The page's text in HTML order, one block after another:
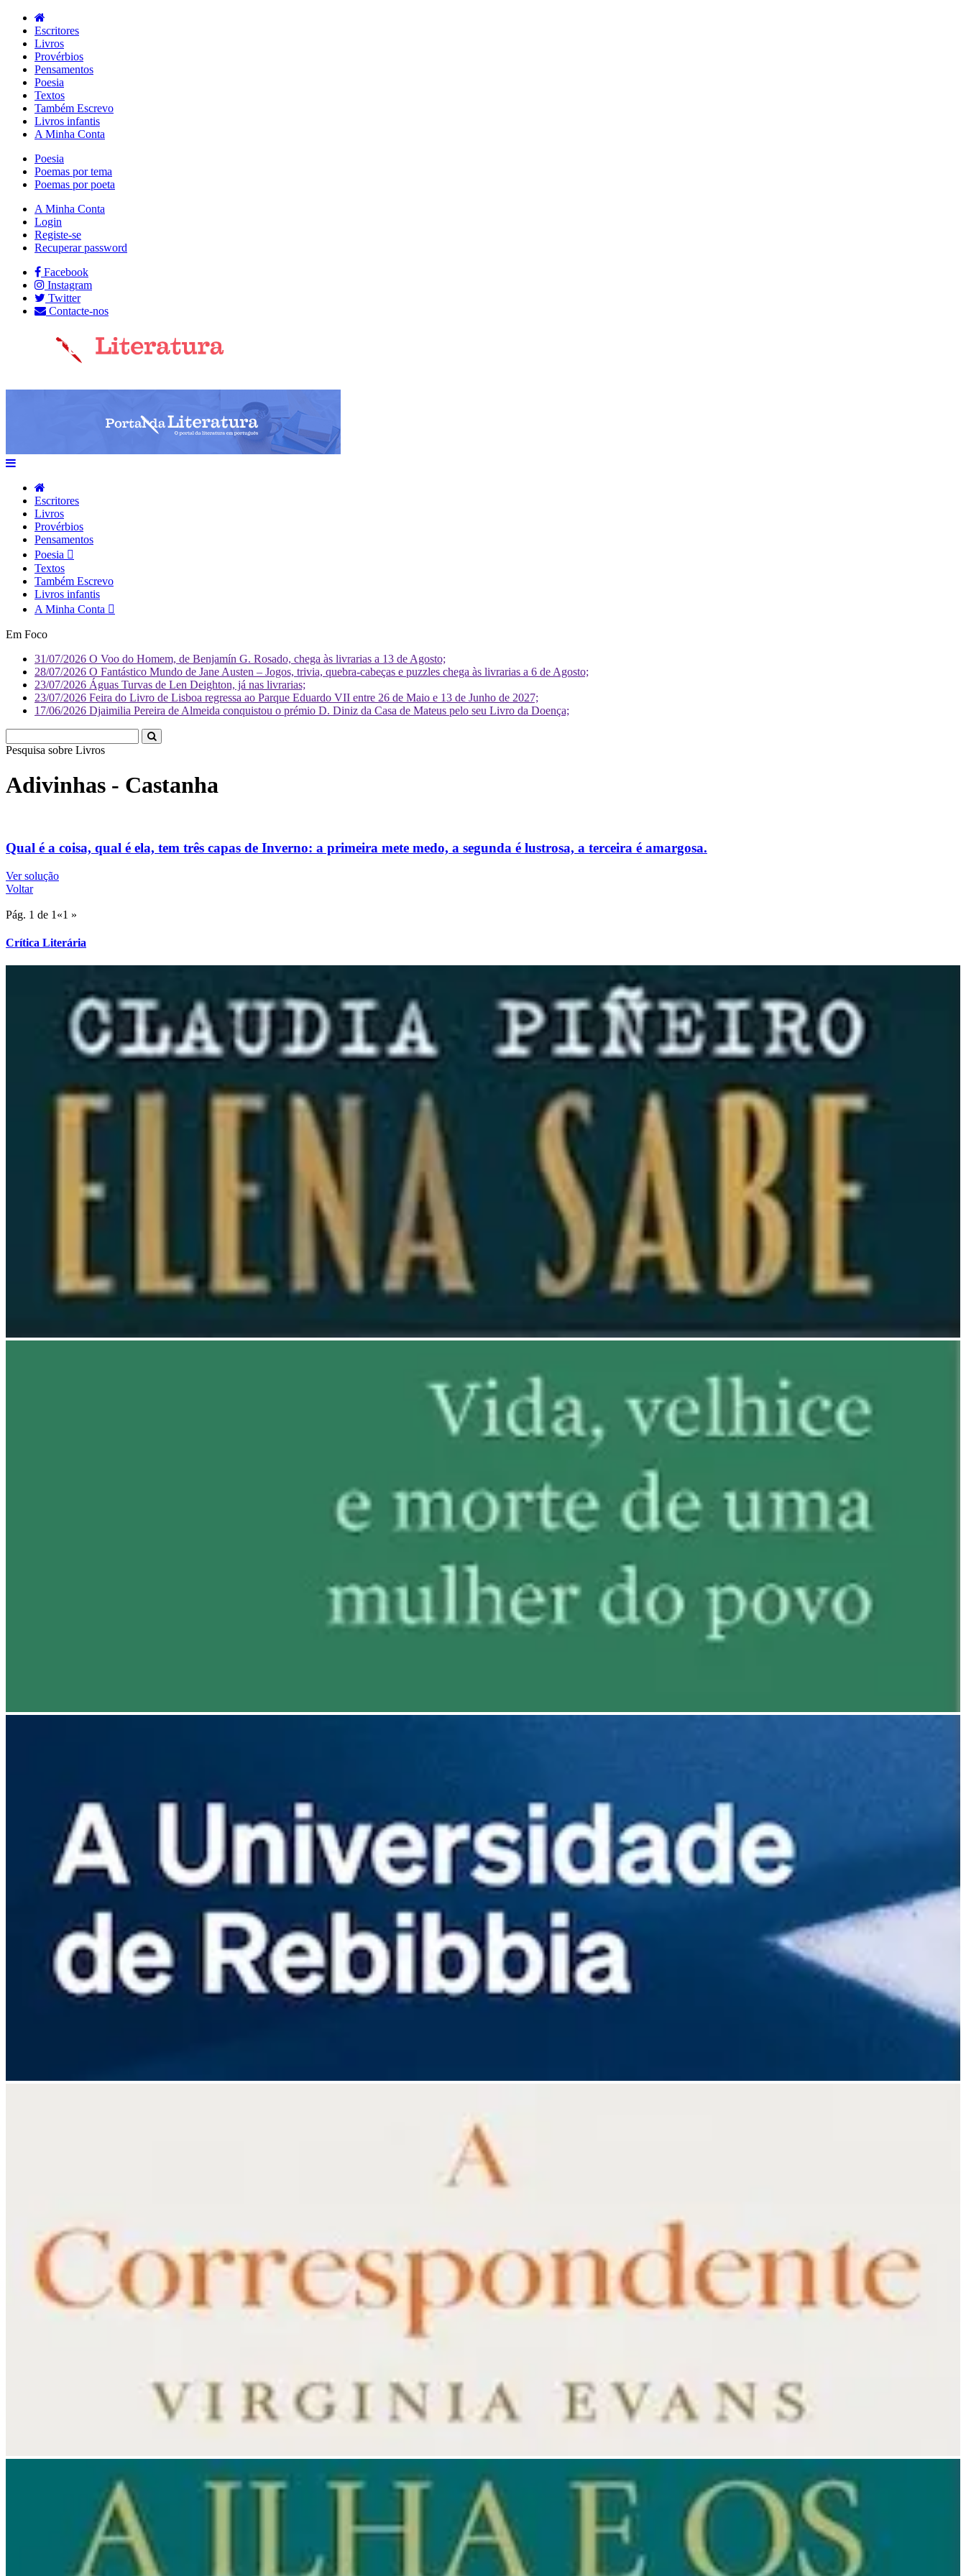
Escritores
Livros
Provérbios
Pensamentos
Poesia
Textos
Também Escrevo
Livros infantis
A Minha Conta
Poesia
Poemas por tema
Poemas por poeta
A Minha Conta
Login
Registe-se
Recuperar password
Facebook
Instagram
Twitter
Contacte-nos
Escritores
Livros
Provérbios
Pensamentos
Poesia
Textos
Também Escrevo
Livros infantis
A Minha Conta
Em Foco
31/07/2026 O Voo do Homem, de Benjamín G. Rosado, chega às livrarias a 13 de Agosto;
28/07/2026 O Fantástico Mundo de Jane Austen – Jogos, trivia, quebra-cabeças e puzzles chega às livrarias a 6 de Agosto;
23/07/2026 Águas Turvas de Len Deighton, já nas livrarias;
23/07/2026 Feira do Livro de Lisboa regressa ao Parque Eduardo VII entre 26 de Maio e 13 de Junho de 2027;
17/06/2026 Djaimilia Pereira de Almeida conquistou o prémio D. Diniz da Casa de Mateus pelo seu Livro da Doença;
Pesquisa sobre Literatura
Adivinhas - Castanha
Qual é a coisa, qual é ela, tem três capas de Inverno: a primeira mete medo, a segunda é lustrosa, a terceira é amargosa.
Ver solução
Voltar
Pág. 1 de 1 «1 »
Crítica Literária